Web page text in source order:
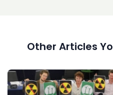
Other Articles